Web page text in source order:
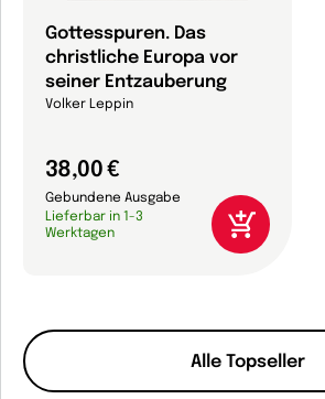
Alle Topseller
Gottesspuren. Das
christliche Europa vor
seiner Entzauberung
Volker Leppin
38,00 €
Gebundene Ausgabe
Lieferbar in 1-3
Werktagen